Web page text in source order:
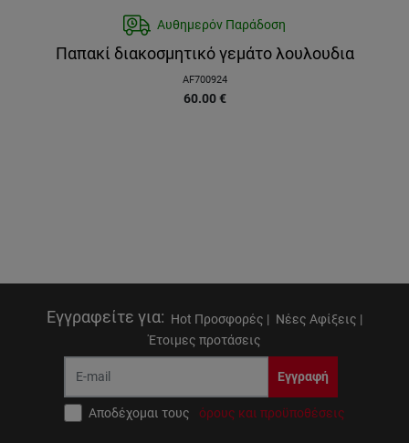
Αυθημερόν Παράδοση
Παπακί διακοσμητικό γεμάτο λουλουδια
AF700924
60.00 €
Εγγραφείτε για: Hot Προσφορές | Νέες Αφίξεις |
Έτοιμες προτάσεις
Εγγραφή
Αποδέχομαι τους όρους και προϋποθέσεις